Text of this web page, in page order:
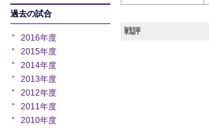
過去の試合
2016年度
2015年度
2014年度
2013年度
2012年度
2011年度
2010年度
戦評